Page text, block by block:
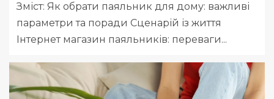
Зміст: Як обрати паяльник для дому: важливі
параметри та поради Сценарій із життя
Інтернет магазин паяльників: переваги...